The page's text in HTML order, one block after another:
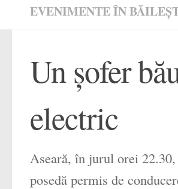
EVENIMENTE ÎN
Un șofer
electric
Aseară, în jurul orei
posedă permis de